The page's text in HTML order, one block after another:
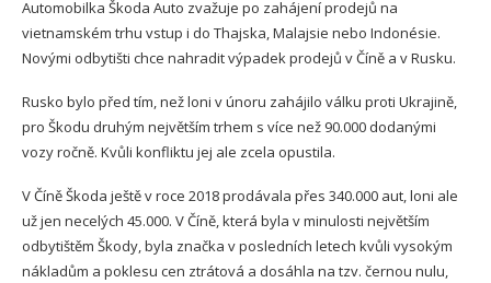
Automobilka Škoda Auto zvažuje po zahájení prodejů na
vietnamském trhu vstup i do Thajska, Malajsie nebo Indonésie.
Novými odbytišti chce nahradit výpadek prodejů v Číně a v Rusku.
Rusko bylo před tím, než loni v únoru zahájilo válku proti Ukrajině,
pro Škodu druhým největším trhem s více než 90.000 dodanými
vozy ročně. Kvůli konfliktu jej ale zcela opustila.
V Číně Škoda ještě v roce 2018 prodávala přes 340.000 aut, loni ale
už jen necelých 45.000. V Číně, která byla v minulosti největším
odbytištěm Škody, byla značka v posledních letech kvůli vysokým
nákladům a poklesu cen ztrátová a dosáhla na tzv. černou nulu,